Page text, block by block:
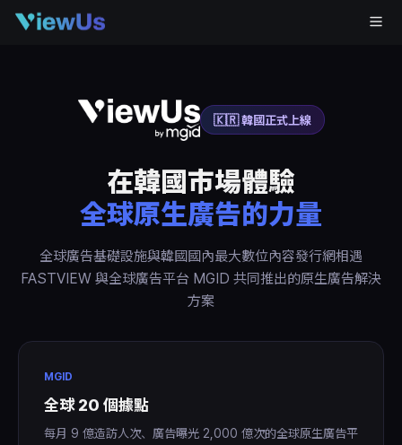
🇰🇷 韓國正式上線
在韓國市場體驗
全球原生廣告的力量
全球廣告基礎設施與韓國國內最大數位內容發行網相遇
FASTVIEW 與全球廣告平台 MGID 共同推出的原生廣告解決
方案
MGID
全球 20 個據點
每月 9 億造訪人次、廣告曝光 2,000 億次的全球原生廣告平